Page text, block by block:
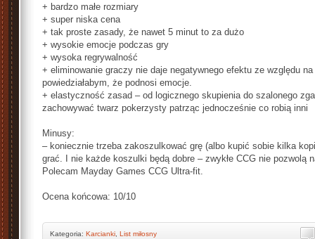
+ bardzo małe rozmiary
+ super niska cena
+ tak proste zasady, że nawet 5 minut to za dużo
+ wysokie emocje podczas gry
+ wysoka regrywalność
+ eliminowanie graczy nie daje negatywnego efektu ze względu
powiedziałabym, że podnosi emocje.
+ elastyczność zasad – od logicznego skupienia do szalonego
zachowywać twarz pokerzysty patrząc jednocześnie co robią inni
Minusy:
– koniecznie trzeba zakoszulkować grę (albo kupić sobie kilka
grać. I nie każde koszulki będą dobre – zwykłe CCG nie pozwolą
Polecam Mayday Games CCG Ultra-fit.
Ocena końcowa: 10/10
Kategoria: Karcianki List miłosny